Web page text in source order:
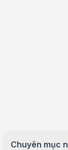
Chuyên mục